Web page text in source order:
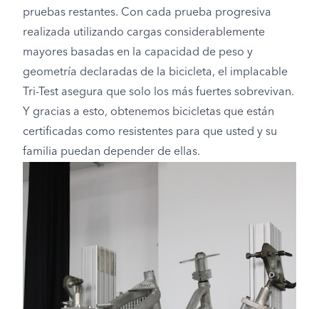
pruebas restantes. Con cada prueba progresiva
realizada utilizando cargas considerablemente
mayores basadas en la capacidad de peso y
geometría declaradas de la bicicleta, el implacable
Tri-Test asegura que solo los más fuertes sobrevivan.
Y gracias a esto, obtenemos bicicletas que están
certificadas como resistentes para que usted y su
familia puedan depender de ellas.